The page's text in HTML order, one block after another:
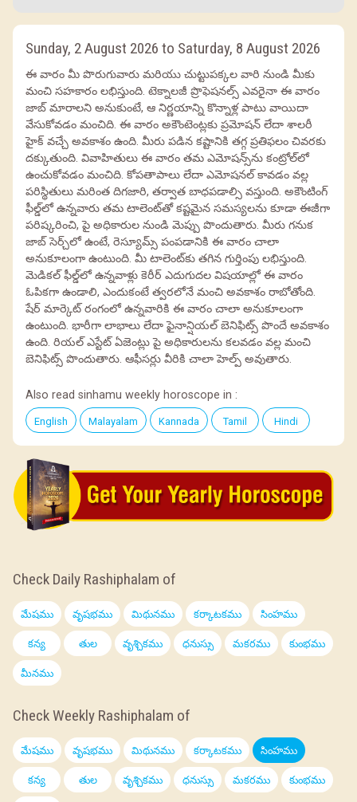
Sunday, 2 August 2026 to Saturday, 8 August 2026
ఈ వారం మీ పొరుగువారు మరియు చుట్టుపక్కల వారి నుండి మీకు
మంచి సహకారం లభిస్తుంది. టెక్నాలజీ ప్రొఫెషనల్స్ ఎవరైనా ఈ వారం
జాబ్ మారాలని అనుకుంటే, ఆ నిర్ణయాన్ని కొన్నాళ్ల పాటు వాయిదా
వేసుకోవడం మంచిది. ఈ వారం అకౌంటెంట్లకు ప్రమోషన్ లేదా శాలరీ
హైక్ వచ్చే అవకాశం ఉంది. మీరు పడిన కష్టానికి తగ్గ ప్రతిఫలం చివరకు
దక్కుతుంది. వివాహితులు ఈ వారం తమ ఎమోషన్స్‌ను కంట్రోల్‌లో
ఉంచుకోవడం మంచిది. కోపతాపాలు లేదా ఎమోషనల్ కావడం వల్ల
పరిస్థితులు మరింత దిగజారి, తర్వాత బాధపడాల్సి వస్తుంది. అకౌంటింగ్
ఫీల్డ్‌లో ఉన్నవారు తమ టాలెంట్‌తో కష్టమైన సమస్యలను కూడా ఈజీగా
పరిష్కరించి, పై అధికారుల నుండి మెప్పు పొందుతారు. మీరు గనుక
జాబ్ సెర్చ్‌లో ఉంటే, రెస్యూమ్స్ పంపడానికి ఈ వారం చాలా
అనుకూలంగా ఉంటుంది. మీ టాలెంట్‌కు తగిన గుర్తింపు లభిస్తుంది.
మెడికల్ ఫీల్డ్‌లో ఉన్నవాళ్లు కెరీర్ ఎదుగుదల విషయాల్లో ఈ వారం
ఓపికగా ఉండాలి, ఎందుకంటే త్వరలోనే మంచి అవకాశం రాబోతోంది.
షేర్ మార్కెట్ రంగంలో ఉన్నవారికి ఈ వారం చాలా అనుకూలంగా
ఉంటుంది. భారీగా లాభాలు లేదా ఫైనాన్షియల్ బెనిఫిట్స్ పొందే అవకాశం
ఉంది. రియల్ ఎస్టేట్ ఏజెంట్లు పై అధికారులను కలవడం వల్ల మంచి
బెనిఫిట్స్ పొందుతారు. ఆఫీసర్లు వీరికి చాలా హెల్ప్ అవుతారు.
Also read sinhamu weekly horoscope in :
English Malayalam Kannada Tamil Hindi
Check Daily Rashiphalam of
మేషము వృషభము మిథునము కర్కాటకము సింహము
కన్య తుల వృశ్చికము ధనుస్సు మకరము కుంభము
మీనము
Check Weekly Rashiphalam of
మేషము వృషభము మిథునము కర్కాటకము సింహము
కన్య తుల వృశ్చికము ధనుస్సు మకరము కుంభము